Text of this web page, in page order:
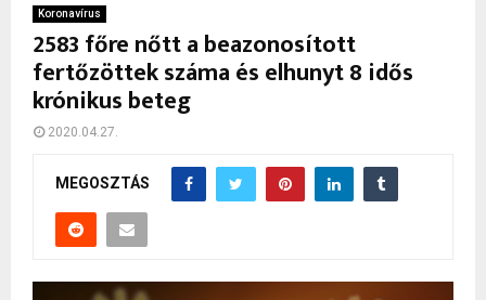
Koronavírus
2583 főre nőtt a beazonosított
fertőzöttek száma és elhunyt 8 idős
krónikus beteg
2020.04.27.
MEGOSZTÁS